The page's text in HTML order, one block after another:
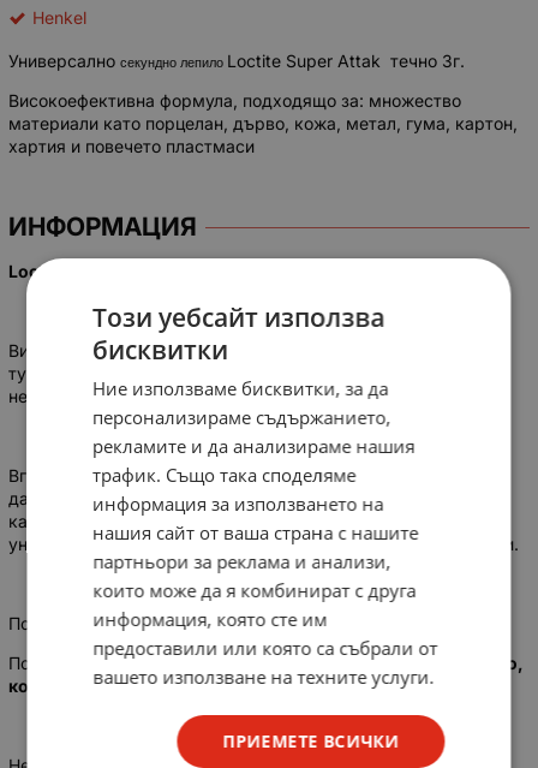
Henkel
Универсално секундно лепило Loctite Super Attak течно 3г.
Високоефективна формула, подходящо за: множество
материали като порцелан, дърво, кожа, метал, гума, картон,
хартия и повечето пластмаси
ИНФОРМАЦИЯ
Loctite Super Attak 3 g - течност
Винаги точното количество лепило от практичната 3 g
тубичка за всички домакински или ремонтни дейности -
незабавно залепване само за секунди!
Вградената игла в капачката гарантира, че дозаторът няма
да се запуши и винаги може да се използва отново. Една
капка е достатъчна, Loctite е много икономичен! За всички
универсални лепилни работи върху почти всички материали.
Подходящо за ...
Подходящо за: множество материали като порцелан, дърво,
кожа, метал, гума, картон, хартия и повечето пластмаси
Този уебсайт използва
бисквитки
Ние използваме бисквитки, за да
персонализираме съдържанието,
рекламите и да анализираме нашия
трафик. Също така споделяме
информация за използването на
нашия сайт от ваша страна с нашите
партньори за реклама и анализи,
които може да я комбинират с друга
информация, която сте им
предоставили или която са събрали от
вашето използване на техните услуги.
ПРИЕМЕТЕ ВСИЧКИ